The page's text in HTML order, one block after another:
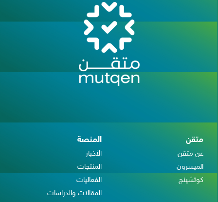
متقن
عن متقن
الميسرون
كوتشينج
المنصة
الأخبار
المنتجات
الفعاليات
المقالات والدراسات